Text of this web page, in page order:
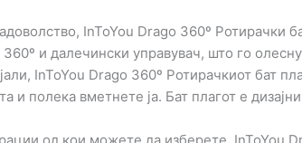
InToYou Drago 360º Ротирачки
и далечински управувач, што го
InToYou Drago 360º Ротирачкиот бат
и полека вметнете ја. Бат плагот е